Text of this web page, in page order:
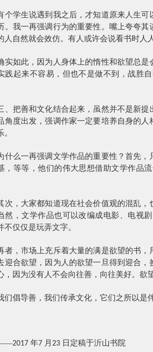
个学生说遇到我之后，才知道原来人生
。我一再强调行为的重要性。嘴上夸夸
人自然就会效仿。有人或许会说看书时人
实如此，因为人身体上的惰性和欲望总
践起来不容易，但也不是做不到，战胜
、把善和文化结合起来，虽然并不是新
角度出发，强调作家一定要培养自身的
什么一再强调文学作品的重要性？首先
，等等，他们的伟大思想借助文学作品
次，大家都知道现在社会价值观的混乱
然，文学作品也可以改编成电影、电视
不仅仅是玩弄文字。
者，市场上充斥着大量的满是欲望的书
迎合欲望，因为人的欲望一旦得到迎合
，因为没有人不会向往善，向往美好。欲
们倡导善，我们传承文化，它们之所以是
2017年7 月 23 日定稿于沂山书院